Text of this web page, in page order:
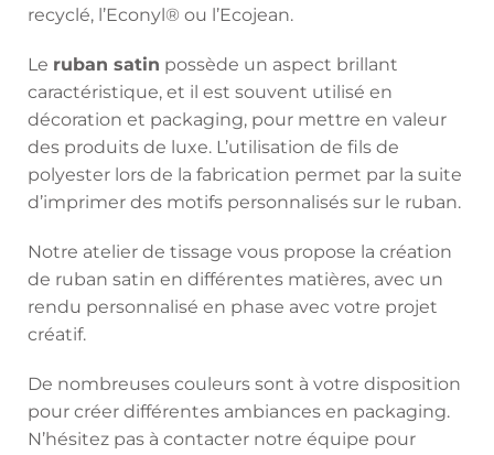
recyclé, l’Econyl® ou l’Ecojean.
Le ruban satin possède un aspect brillant
caractéristique, et il est souvent utilisé en
décoration et packaging, pour mettre en valeur
des produits de luxe. L’utilisation de fils de
polyester lors de la fabrication permet par la suite
d’imprimer des motifs personnalisés sur le ruban.
Notre atelier de tissage vous propose la création
de ruban satin en différentes matières, avec un
rendu personnalisé en phase avec votre projet
créatif.
De nombreuses couleurs sont à votre disposition
pour créer différentes ambiances en packaging.
N’hésitez pas à contacter notre équipe pour